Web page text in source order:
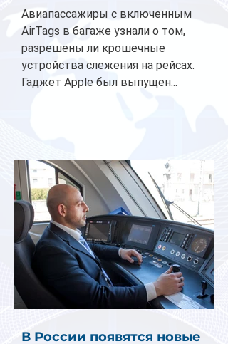
Авиапассажиры с включенным
AirTags в багаже узнали о том,
разрешены ли крошечные
устройства слежения на рейсах.
Гаджет Apple был выпущен...
В России появятся новые